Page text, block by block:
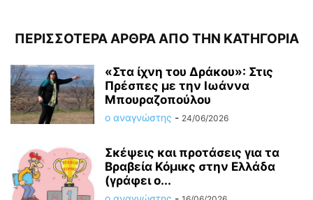
ΠΕΡΙΣΣΟΤΕΡΑ ΑΡΘΡΑ ΑΠΟ ΤΗΝ ΚΑΤΗΓΟΡΙΑ
«Στα ίχνη του Δράκου»: Στις
Πρέσπες με την Ιωάννα
Μπουραζοπούλου
ο αναγνώστης - 24/06/2026
Σκέψεις και προτάσεις για τα
Βραβεία Κόμικς στην Ελλάδα
(γράφει ο...